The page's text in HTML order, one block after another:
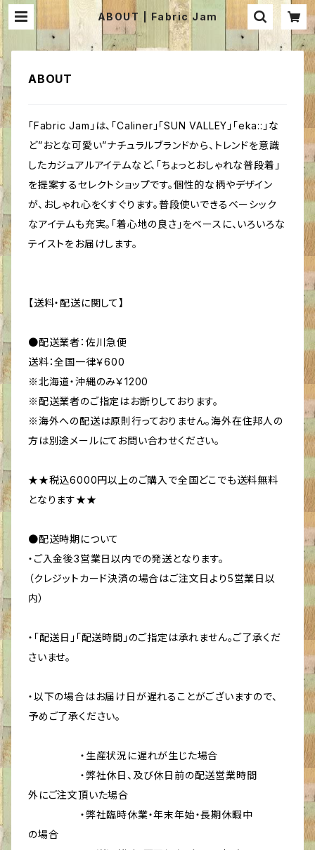
ABOUT | Fabric Jam
ABOUT
「Fabric Jam」は、「Caliner」「SUN VALLEY」「eka::」な
ど”おとな可愛い”ナチュラルブランドから、トレンドを意識
したカジュアルアイテムなど、「ちょっとおしゃれな普段着」
を提案するセレクトショップです。個性的な柄やデザイン
が、おしゃれ心をくすぐります。普段使いできるベーシック
なアイテムも充実。「着心地の良さ」をベースに、いろいろな
テイストをお届けします。
【送料・配送に関して】
●配送業者：佐川急便
送料：全国一律￥600
※北海道・沖縄のみ￥1200
※配送業者のご指定はお断りしております。
※海外への配送は原則行っておりません。海外在住邦人の
方は別途メールにてお問い合わせください。
★★税込6000円以上のご購入で全国どこでも送料無料
となります★★
●配送時期について
・ご入金後3営業日以内での発送となります。
（クレジットカード決済の場合はご注文日より5営業日以
内）
・「配送日」「配送時間」のご指定は承れません。ご了承くだ
さいませ。
・以下の場合はお届け日が遅れることがございますので、
予めご了承ください。
・生産状況に遅れが生じた場合
・弊社休日、及び休日前の配送営業時間
外にご注文頂いた場合
・弊社臨時休業・年末年始・長期休暇中
の場合